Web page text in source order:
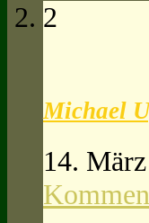
2
Michael
14.